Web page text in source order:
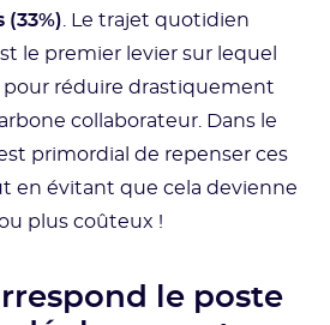
. Le trajet quotidien
le premier levier sur lequel
pour réduire drastiquement
collaborateur. Dans le
primordial de repenser ces
en évitant que cela devienne
plus coûteux !
le poste